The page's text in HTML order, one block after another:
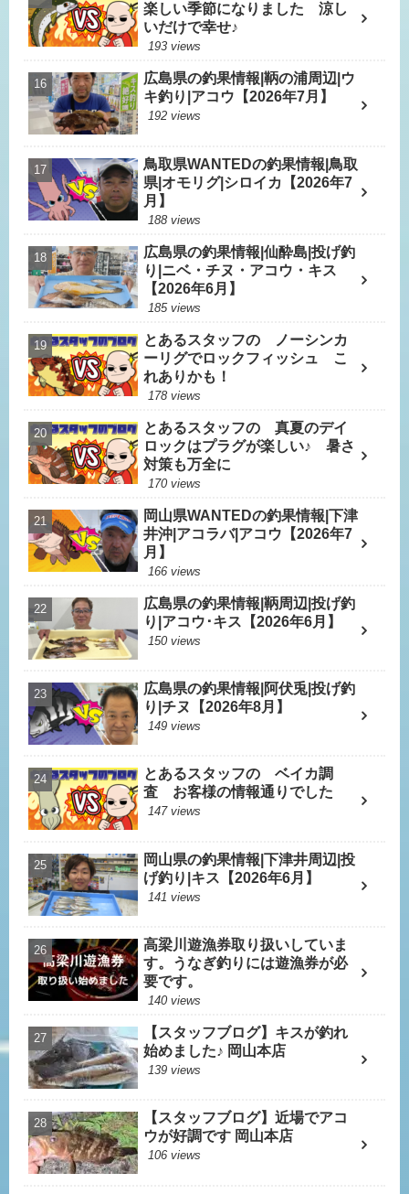
楽しい季節になりました 涼し
いだけで幸せ♪
193 views
広島県の釣果情報|鞆の浦周辺|ウ
キ釣り|アコウ【2026年7月】
192 views
鳥取県WANTEDの釣果情報|鳥取
県|オモリグ|シロイカ【2026年7
月】
188 views
広島県の釣果情報|仙酔島|投げ釣
り|ニベ・チヌ・アコウ・キス
【2026年6月】
185 views
とあるスタッフの ノーシンカ
ーリグでロックフィッシュ こ
れありかも！
178 views
とあるスタッフの 真夏のデイ
ロックはプラグが楽しい♪ 暑さ
対策も万全に
170 views
岡山県WANTEDの釣果情報|下津
井沖|アコラバ|アコウ【2026年7
月】
166 views
広島県の釣果情報|鞆周辺|投げ釣
り|アコウ･キス【2026年6月】
150 views
広島県の釣果情報|阿伏兎|投げ釣
り|チヌ【2026年8月】
149 views
とあるスタッフの ベイカ調
査 お客様の情報通りでした
147 views
岡山県の釣果情報|下津井周辺|投
げ釣り|キス【2026年6月】
141 views
高梁川遊漁券取り扱いしていま
す。うなぎ釣りには遊漁券が必
要です。
140 views
【スタッフブログ】キスが釣れ
始めました♪ 岡山本店
139 views
【スタッフブログ】近場でアコ
ウが好調です 岡山本店
106 views